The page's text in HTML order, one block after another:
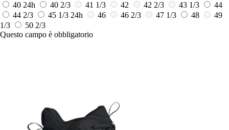
40 24h 40 2/3 41 1/3 42 42 2/3 43 1/3
44
44 2/3
45 1/3 24h 46 46 2/3 47 1/3 48
49
1/3
50 2/3
Questo campo è obbligatorio